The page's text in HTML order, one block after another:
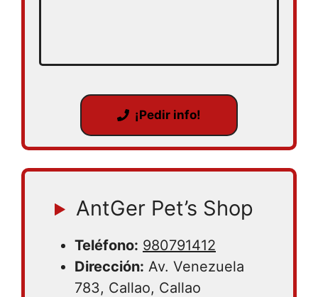
¡Pedir info!
AntGer Pet’s Shop
Teléfono: 980791412
Dirección: Av. Venezuela
783, Callao, Callao